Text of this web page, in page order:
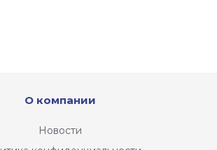
О компании
Новости